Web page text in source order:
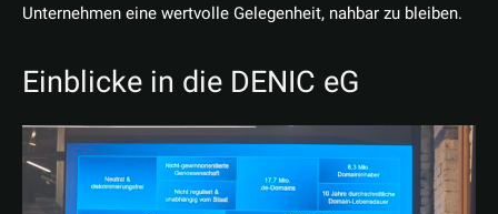
Unternehmen eine wertvolle Gelegenheit, nahbar zu bleiben.
Einblicke in die DENIC eG